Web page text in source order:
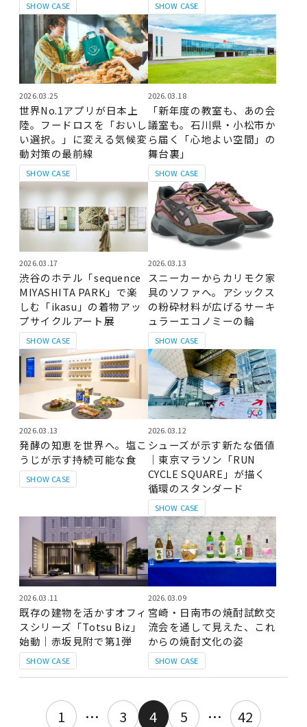
SHOW CASE SHOW CASE
SHOW CASE
2026.03.25
世界No.1アプリが日本上
陸。フードロスを「おいし
い選択。」に変える気候変
動対策の最前線
SHOW CASE
2026.03.18
「新年度の教室も、あの会
議室も。石川県・小松市か
ら届く「心地よい空間」の
舞台裏」
SHOW CASE
2026.03.17
渋谷のホテル「sequence
MIYASHITA PARK」で楽
しむ「ikasu」の着物アッ
プサイクルアート展
SHOW CASE
2026.03.13
スニーカーからカリモク家
具のソファへ。アシックス
の粉砕材料が広げるサーキ
ュラーエコノミーの輪
SHOW CASE
2026.03.13
発酵の知恵を世界へ。塩こ
うじが示す持続可能な食
SHOW CASE
2026.03.12
シューズが示す新たな価値
｜東京マラソン「RUN
CYCLE SQUARE」が描く
循環のスタンダード
SHOW CASE
2026.03.11
既存の建物を活かすオフィ
スシリーズ「Totsu Biz」
始動｜赤坂見附で第1弾
SHOW CASE
2026.03.09
宮崎・日南市の焼酎試飲交
流会を通して見えた、これ
からの焼酎文化の姿
1 … 3 4 5 … 42